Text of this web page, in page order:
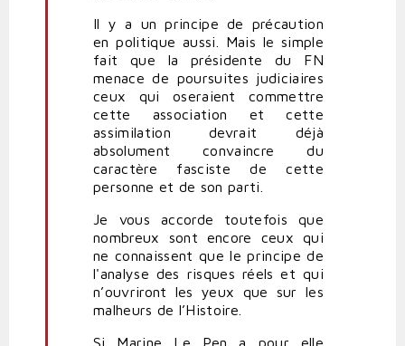
Il y a un principe de précaution
en politique aussi. Mais le simple
fait que la présidente du FN
menace de poursuites judiciaires
ceux qui oseraient commettre
cette association et cette
assimilation devrait déjà
absolument convaincre du
caractère fasciste de cette
personne et de son parti.
Je vous accorde toutefois que
nombreux sont encore ceux qui
ne connaissent que le principe de
l'analyse des risques réels et qui
n’ouvriront les yeux que sur les
malheurs de l’Histoire.
Si Marine Le Pen a pour elle